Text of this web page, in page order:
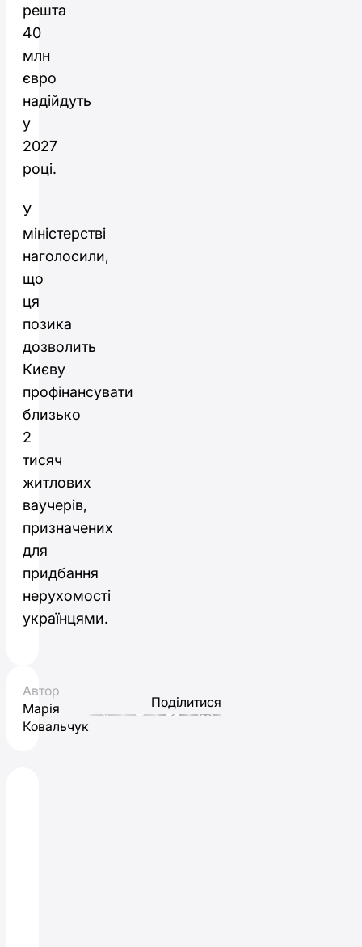
решта
40
млн
євро
надійдуть
у
2027
році.
У
міністерстві
наголосили,
що
ця
позика
дозволить
Києву
профінансувати
близько
2
тисяч
житлових
ваучерів,
призначених
для
придбання
нерухомості
українцями.
Автор
Марія
Ковальчук
Поділитися